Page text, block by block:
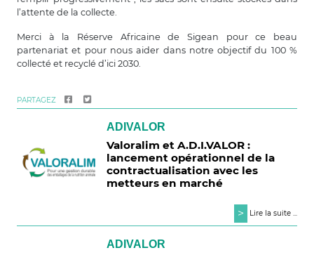
l’attente de la collecte.
Merci à la Réserve Africaine de Sigean pour ce beau
partenariat et pour nous aider dans notre objectif du 100 %
collecté et recyclé d’ici 2030.
PARTAGEZ
ADIVALOR
Valoralim et A.D.I.VALOR :
lancement opérationnel de la
contractualisation avec les
metteurs en marché
> Lire la suite ...
ADIVALOR